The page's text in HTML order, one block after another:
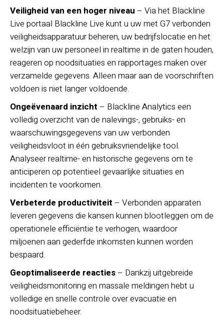
Veiligheid van een hoger niveau – Via het Blackline
Live portaal Blackline Live kunt u uw met G7 verbonden
veiligheidsapparatuur beheren, uw bedrijfslocatie en het
welzijn van uw personeel in realtime in de gaten houden,
reageren op noodsituaties en rapportages maken over
verzamelde gegevens. Alleen maar aan de voorschriften
voldoen is niet langer voldoende.
Ongeëvenaard inzicht – Blackline Analytics een
volledig overzicht van de nalevings-, gebruiks- en
waarschuwingsgegevens van uw verbonden
veiligheidsvloot in één gebruiksvriendelijke tool.
Analyseer realtime- en historische gegevens om te
anticiperen op potentieel gevaarlijke situaties en
incidenten te voorkomen.
Verbeterde productiviteit – Verbonden apparaten
leveren gegevens die kansen kunnen blootleggen om de
operationele efficiëntie te verhogen, waardoor
miljoenen aan gederfde inkomsten kunnen worden
bespaard.
Geoptimaliseerde reacties– Dankzij uitgebreide
veiligheidsmonitoring en massale meldingen hebt u
volledige en snelle controle over evacuatie en
noodsituatiebeheer.